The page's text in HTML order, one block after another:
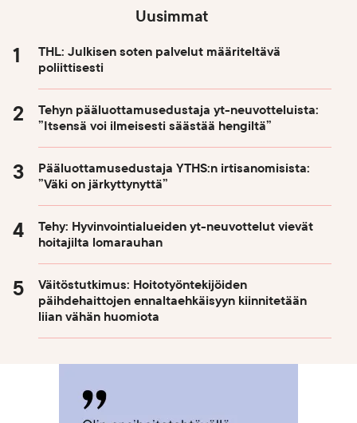
Uusimmat
THL: Julkisen soten palvelut määriteltävä
poliittisesti
Tehyn pääluottamusedustaja yt-neuvotteluista:
”Itsensä voi ilmeisesti säästää hengiltä”
Pääluottamusedustaja YTHS:n irtisanomisista:
”Väki on järkyttynyttä”
Tehy: Hyvinvointialueiden yt-neuvottelut vievät
hoitajilta lomarauhan
Väitöstutkimus: Hoitotyöntekijöiden
päihdehaittojen ennaltaehkäisyyn kiinnitetään
liian vähän huomiota